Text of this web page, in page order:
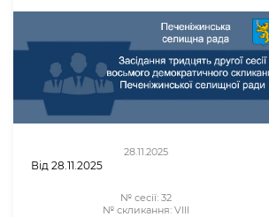
28.11.2025
Від 28.11.2025
№ сесії: 32
№ скликання: VIII